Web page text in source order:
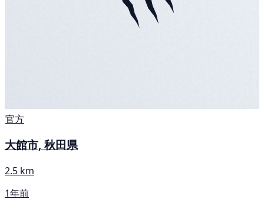
官方
大館市, 秋田県
2.5 km
1年前